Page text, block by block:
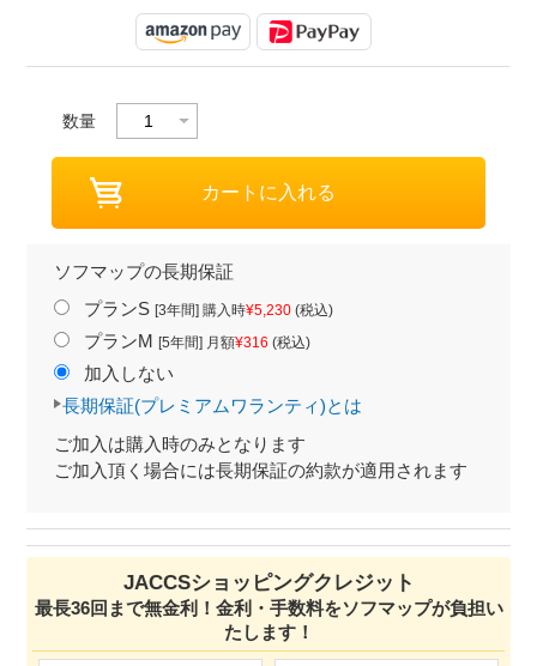
数量
ソフマップの長期保証
プランS [3年間] 購入時¥5,230(税込)
プランM [5年間] 月額¥316 (税込)
加入しない
長期保証(プレミアムワランティ)とは
ご加入は購入時のみとなります
ご加入頂く場合には長期保証の約款が適用されます
JACCSショッピングクレジット
最長36回まで無金利！金利・手数料をソフマップが負担い
たします！